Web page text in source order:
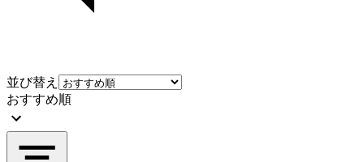
並び替え
おすすめ順